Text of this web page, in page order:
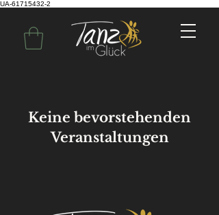
UA-61715432-2
Keine bevorstehenden
Veranstaltungen